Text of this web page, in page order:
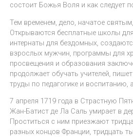
состоит Божья Воля и как следует
Тем временем, дело, начатое
Открываются бесплатные школы для
интернаты для бездомных,
взрослых мужчин, программы для
просвещения и образования
продолжает обучать учителей,
труды по педагогике и воспитанию,
7 апреля 1719 года в Страстную
Жан-Батист де Ла Саль умирает в
Проститься с ним приезжают
разных концов Франции, тридцать